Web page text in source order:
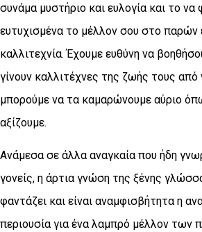
συνάμα μυστήριο και ευλογία και το
ευτυχισμένα το μέλλον σου στο παρών
καλλιτεχνία. Έχουμε ευθύνη να
γίνουν καλλιτέχνες της ζωής τους από
μπορούμε να τα καμαρώνουμε αύριο
αξίζουμε.
Ανάμεσα σε άλλα αναγκαία που ήδη
γονείς, η άρτια γνώση της ξένης
φαντάζει και είναι αναμφισβήτητα η
περιουσία για ένα λαμπρό μέλλον των